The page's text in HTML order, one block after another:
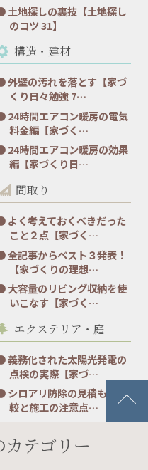
土地探しの裏技【土地探し
のコツ 31】
構造・建材
外壁の汚れを落とす【家づ
くり日々勉強 7…
24時間エアコン暖房の電気
料金編【家づく…
24時間エアコン暖房の効果
編【家づくり日…
間取り
よく考えておくべきだった
こと２点【家づく…
全記事からベスト３発表！
【家づくりの理想…
大容量のリビング収納を使
いこなす【家づく…
エクステリア・庭
義務化された太陽光発電の
点検の実際【家づ…
シロアリ防除の見積もり比
較と施工の注意点…
シンボルツリーの成功と失
敗 後編【家づく…
テゴリー